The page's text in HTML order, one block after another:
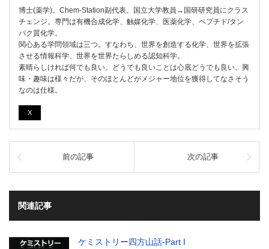
博士(薬学)。Chem-Station副代表。国立大学教員→国研研究員にクラス
チェンジ。専門は有機合成化学、触媒化学、医薬化学、ペプチド/タン
パク質化学。
関心ある学問領域は三つ。すなわち、世界を創造する化学、世界を拡張
させる情報科学、世界を世界たらしめる認知科学。
素晴らしければ何でも良い。どうでも良いことは心底どうでも良い。興
味・趣味は様々だが、そのほとんどがメジャー地位を獲得してなさそう
なのは仕様。
X
前の記事 次の記事
関連記事
ケミストリー四方山話-Part I